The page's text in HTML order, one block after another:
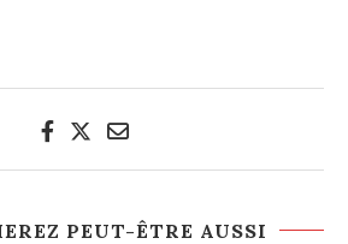
PEUT-ÊTRE AUSSI